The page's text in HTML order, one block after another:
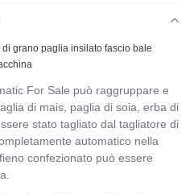
grano paglia insilato fascio bale
For Sale può raggruppare e
di mais, paglia di soia, erba di
stato tagliato dal tagliatore di
automatico nella
confezionato può essere